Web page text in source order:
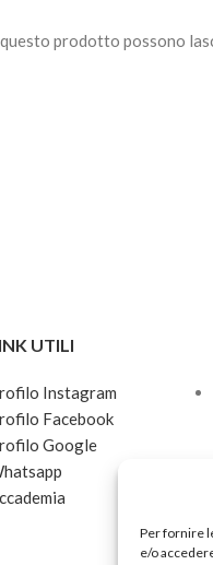
Per fornire
e/o
MBE-40
prodotto possono
UTILI
Instagram
Facebook
Google